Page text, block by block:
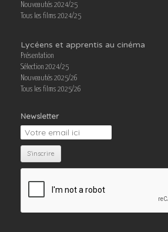
Nouveautés 2024/25
Tous les films 2024/25
Lycéens et apprentis au cinéma
Présentation
Sélection 2024/25
Nouveautés 2025/26
Tous les films 2025/26
Newsletter